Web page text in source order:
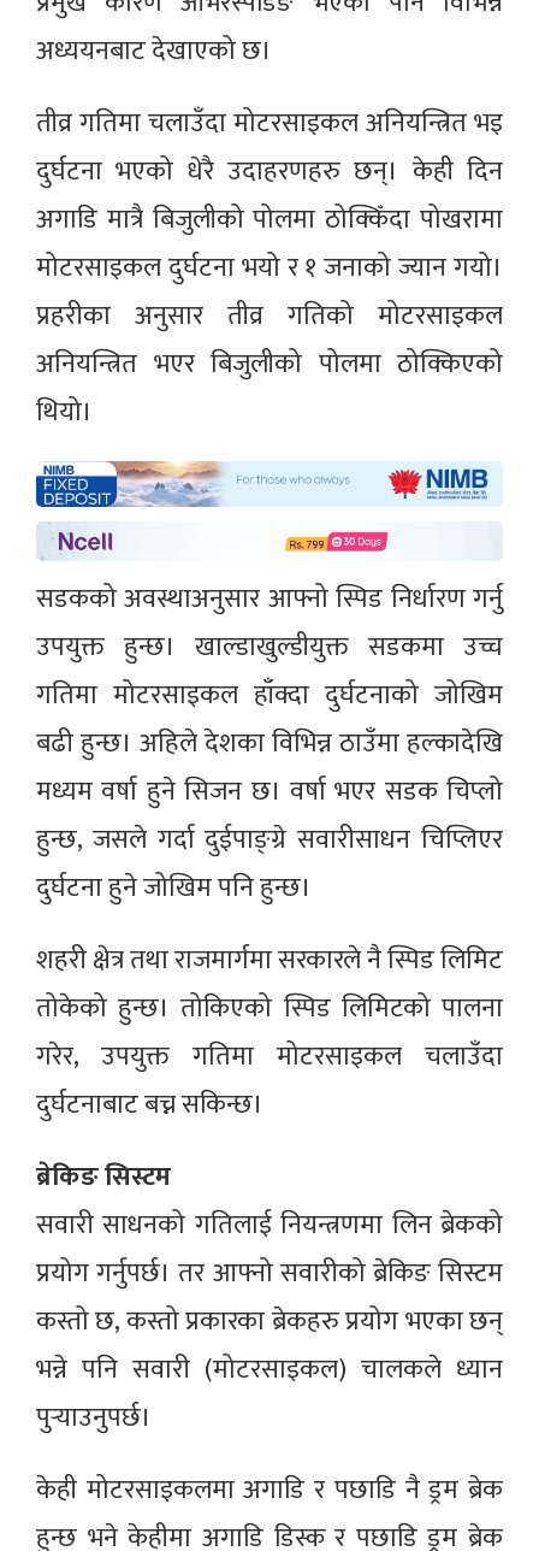
अध्ययनबाट देखाएको छ।
तीव्र गतिमा चलाउँदा मोटरसाइकल अनियन्त्रित भइ
दुर्घटना भएको धेरै उदाहरणहरु छन्। केही दिन
अगाडि मात्रै बिजुलीको पोलमा ठोक्किँदा पोखरामा
मोटरसाइकल दुर्घटना भयो र १ जनाको ज्यान गयो।
प्रहरीका अनुसार तीव्र गतिको मोटरसाइकल
अनियन्त्रित भएर बिजुलीको पोलमा ठोक्किएको
थियो।
सडकको अवस्थाअनुसार आफ्नो स्पिड निर्धारण गर्नु
उपयुक्त हुन्छ। खाल्डाखुल्डीयुक्त सडकमा उच्च
गतिमा मोटरसाइकल हाँक्दा दुर्घटनाको जोखिम
बढी हुन्छ। अहिले देशका विभिन्न ठाउँमा हल्कादेखि
मध्यम वर्षा हुने सिजन छ। वर्षा भएर सडक चिप्लो
हुन्छ, जसले गर्दा दुईपाङ्ग्रे सवारीसाधन चिप्लिएर
दुर्घटना हुने जोखिम पनि हुन्छ।
शहरी क्षेत्र तथा राजमार्गमा सरकारले नै स्पिड लिमिट
तोकेको हुन्छ। तोकिएको स्पिड लिमिटको पालना
गरेर, उपयुक्त गतिमा मोटरसाइकल चलाउँदा
दुर्घटनाबाट बच्न सकिन्छ।
ब्रेकिङ सिस्टम
सवारी साधनको गतिलाई नियन्त्रणमा लिन ब्रेकको
प्रयोग गर्नुपर्छ। तर आफ्नो सवारीको ब्रेकिङ सिस्टम
कस्तो छ, कस्तो प्रकारका ब्रेकहरु प्रयोग भएका छन्
भन्ने पनि सवारी (मोटरसाइकल) चालकले ध्यान
पुर्‍याउनुपर्छ।
केही मोटरसाइकलमा अगाडि र पछाडि नै ड्रम ब्रेक
हुन्छ भने केहीमा अगाडि डिस्क र पछाडि ड्रम ब्रेक